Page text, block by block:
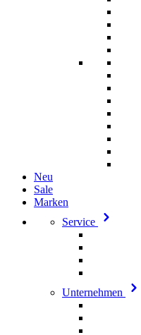
Neu
Sale
Marken
Service
Unternehmen